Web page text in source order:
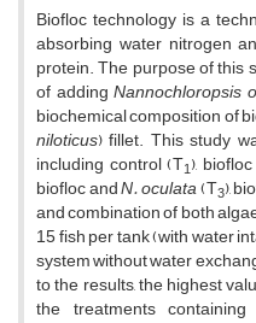
Biofloc technology is a
absorbing water nitrogen
protein. The purpose of this
of addingNannochloropsis
biochemical composition of
niloticus) fillet. This study
including control (T1),
biofloc andN. oculata(T3),
and combination of both
15 fish per tank (with water
system without water
to the results, the highest
the treatments